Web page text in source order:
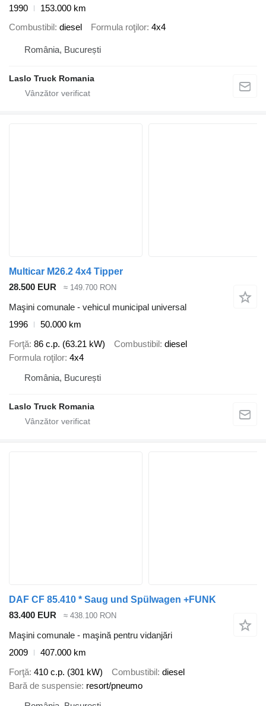
1990
153.000 km
Combustibil diesel Formula roţilor 4x4
România, București
Laslo Truck Romania
Multicar M26.2 4x4 Tipper
28.500 EUR
≈ 149.700 RON
Maşini comunale - vehicul municipal universal
1996
50.000 km
Forţă 86 c.p. (63.21 kW) Combustibil diesel
Formula roţilor 4x4
România, București
Laslo Truck Romania
DAF CF 85.410 * Saug und Spülwagen +FUNK
83.400 EUR
≈ 438.100 RON
Maşini comunale - maşină pentru vidanjări
2009
407.000 km
Forţă 410 c.p. (301 kW) Combustibil diesel
Bară de suspensie resort/pneumo